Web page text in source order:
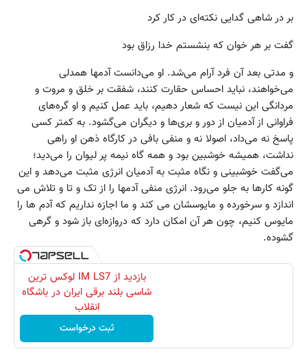
بر در شاهی گدایی نکته‌ای در کار کرد
گفت بر هر خوان که بنشستم خدا رزاق بود
و مدتی بعد آن فرد آرام می‌شد. او می‌دانست آدمها همدلی
می‌خواهند، نباید احساس حقارت کنند، شفقت بر خلق و مروت و
مردانگی این نیست که شعار دهیم، باید عمل کنیم و او گره‌های
فراوانی از آدمیان از دور و بری‌ها و دیگران می‌گشود. به کمتر کسی
پاسخ نه می‌داد، اصولا نه و منفی بافی در کارگاه ذهن او راهی
نداشت، همیشه خوشبین بود و همه گاه نیمه پر لیوان را می‌دید؛
می‌گفت خوشبینی و نگاه مثبت به آدمیان انرژی مثبت می‌دهد و این
گونه کارها به جلو می‌رود. انرژی منفی آدمها را از تک و تا و تلاش می
اندازد و سرخورده و مایوسشان می کند و ما اجازه نداریم که آدم ها را
مایوس کنیم، چون هر آن امکان دارد که دروازه‌ای باز شود و گرهی
گشوده.
بازدید از IM LS7 لوکس ترین
شاسی بلند برقی ایران در باشگاه
انقلاب
ثبت درخواست